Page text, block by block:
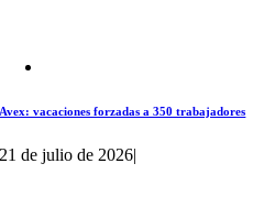
Avex: vacaciones forzadas a 350 trabajadores
21 de julio de 2026|